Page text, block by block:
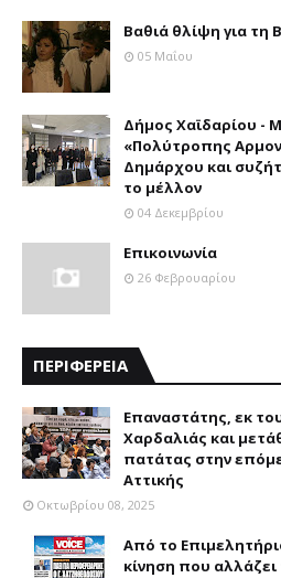
Βαθιά θλίψη για τη
05 Μαΐου
Δήμος Χαϊδαρίου -
«Πολύτροπης
Δημάρχου και
το μέλλον
04 Δεκεμβρίου
Επικοινωνία
26 Φεβρουαρίου
ΠΕΡΙΦΕΡΕΙΑ
Επαναστάτης, εκ
Χαρδαλιάς και
πατάτας στην
Αττικής
Οκτωβρίου 08, 2025
Από το
κίνηση που